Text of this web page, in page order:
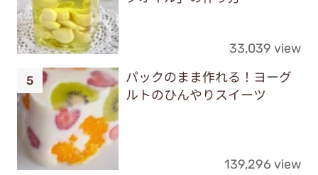
33,039 view
パックのまま作れる！ヨーグ
ルトのひんやりスイーツ
139,296 view